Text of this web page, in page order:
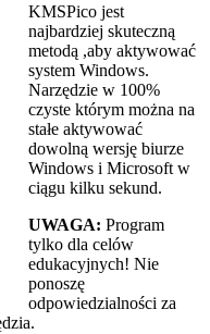
KMSPico jest
najbardziej skuteczną
metodą ,aby aktywować
system Windows.
Narzędzie w 100%
czyste którym można na
stałe aktywować
dowolną wersję biurze
Windows i Microsoft w
ciągu kilku sekund.
UWAGA: Program
tylko dla celów
edukacyjnych! Nie
ponoszę
odpowiedzialności za